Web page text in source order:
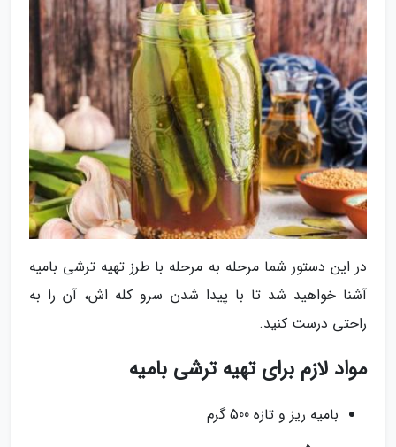
در این دستور شما مرحله به مرحله با طرز تهیه ترشی بامیه
آشنا خواهید شد تا با پیدا شدن سرو کله اش، آن را به
راحتی درست کنید.
مواد لازم برای تهیه ترشی بامیه
بامیه ریز و تازه 500 گرم